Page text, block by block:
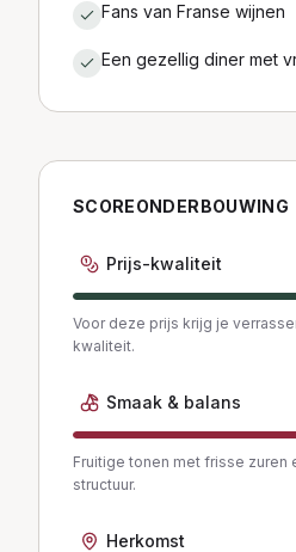
Fans van Franse wijnen
Een gezellig diner met
SCOREONDERBOUWING
Prijs-kwaliteit
Voor deze prijs krijg je
kwaliteit.
Smaak & balans
Fruitige tonen met frisse zuren
structuur.
Herkomst